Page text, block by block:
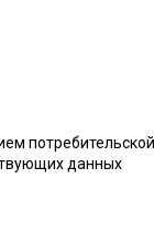
потребительской
данных